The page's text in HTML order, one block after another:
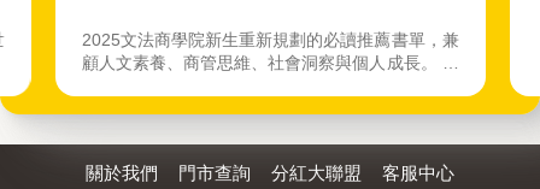
2025文法商學院新生重新規劃的必讀推薦書單，兼
顧人文素養、商管思維、社會洞察與個人成長。 書
關於我們 門市查詢 分紅大聯盟 客服中心